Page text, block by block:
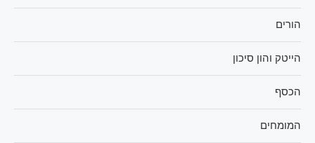
הורים
הייטק והון סיכון
הכסף
המומחים